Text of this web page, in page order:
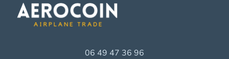
06 49 47 36 96